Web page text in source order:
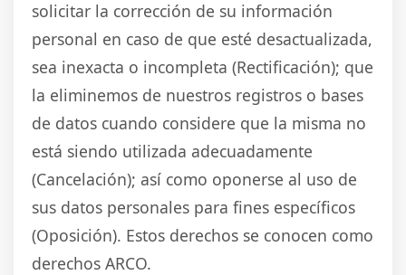
solicitar la corrección de su información
personal en caso de que esté desactualizada,
sea inexacta o incompleta (Rectificación); que
la eliminemos de nuestros registros o bases
de datos cuando considere que la misma no
está siendo utilizada adecuadamente
(Cancelación); así como oponerse al uso de
sus datos personales para fines específicos
(Oposición). Estos derechos se conocen como
derechos ARCO.